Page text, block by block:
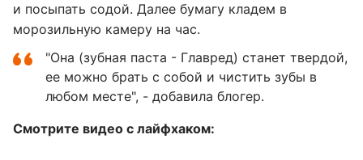
и посыпать содой. Далее бумагу кладем в
морозильную камеру на час.
"Она (зубная паста - Главред) станет твердой,
ее можно брать с собой и чистить зубы в
любом месте", - добавила блогер.
Смотрите видео с лайфхаком: